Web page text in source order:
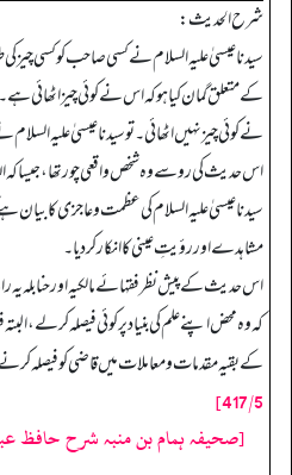
شرح الحديث:
سیدنا عیسیٰ علیہ السلام نے کسی صاحب کو کسی چیز
کے متعلق گمان کیا ہو کہ اس نے کوئی چیز
نے کوئی چیز نہیں اٹھائی۔ تو سیدنا عیسیٰ علیہ
اس حدیث کی رو سے وہ شخص واقعی چور تھا، جیسا
سیدنا عیسیٰ علیہ السلام کی عظمت و عاجزی کا بیان
مشاہدے اور رؤیتِ عینی کا انکار کر دیا۔
اس حدیث کے پیش نظر فقہائے مالکیہ اور حنابلہ یہ
کہ وہ محض اپنے علم کی بنیاد پر کوئی فیصلہ کر لے،
کے بقیہ مقدمات و معاملات میں قاضی کو فیصلہ
417/5]
[صحیفہ ہمام بن منبہ شرح حافظ